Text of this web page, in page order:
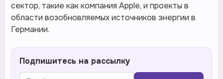
сектор, такие как компания Apple, и проекты в
области возобновляемых источников энергии в
Германии.
Подпишитесь на рассылку